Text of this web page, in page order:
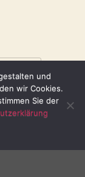
und
wir Cookies.
Sie der